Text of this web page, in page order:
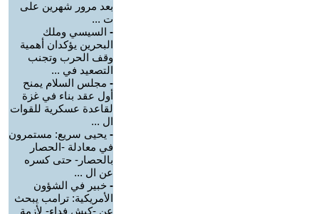
بعد مرور شهرين على
ت ...
- السيسي وملك
البحرين يؤكدان أهمية
وقف الحرب وتجنب
التصعيد في ...
- مجلس السلام يمنح
أول عقد بناء في غزة
لقاعدة عسكرية للقوات
ال ...
- يحيى سريع: مستمرون
في معادلة -الحصار
بالحصار- حتى كسره
عن ال ...
- خبير في الشؤون
الأمريكية: ترامب يبحث
عن -كبش فداء- لأزمة